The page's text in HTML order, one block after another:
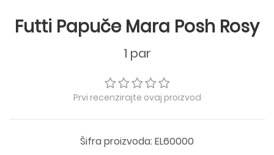
Futti Papuče Mara Posh Rosy
1 par
Prvi recenzirajte ovaj proizvod
Šifra proizvoda: EL60000